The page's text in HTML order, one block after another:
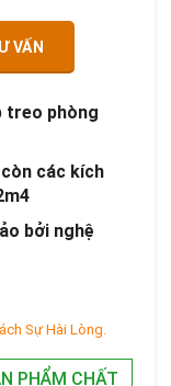
VẤN
treo phòng
các kích
bởi nghệ
Sự Hài Lòng.
PHẨM CHẤT